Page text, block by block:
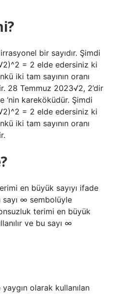
bir sayıdır. Şimdi
= 2 elde edersiniz ki
iki tam sayının oranı
28 Temmuz 2023√2, 2’dir
‘nin kareköküdür. Şimdi
= 2 elde edersiniz ki
iki tam sayının oranı
en büyük sayıyı ifade
sayı ∞ sembolüyle
terimi en büyük
ve bu sayı ∞
olarak kullanılan